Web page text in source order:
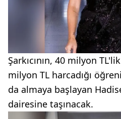
Şarkıcının, 40 milyon
milyon TL harcadığı
da almaya başlayan
dairesine taşınacak.